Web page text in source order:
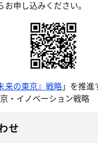
お申し込みください。
来の東京』戦略」を推進
・イノベーション戦略
せ